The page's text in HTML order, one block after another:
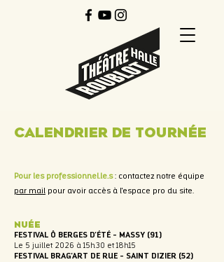
CALENDRIER DE tournée
Pour les professionnel.le.s: contactez notre équipe
par mail pour avoir accès à l'espace pro du site.
nuée
FESTIVAL Ô BERGES D'ÉTÉ - MASSY (91)
Le 5 juillet 2026 à 15h30 et 18h15
FESTIVAL BRAG'ART DE RUE - SAINT DIZIER (52)